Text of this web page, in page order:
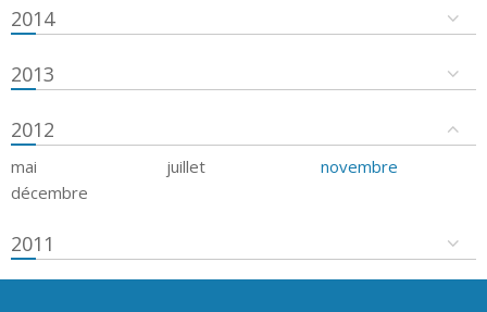
2014
2013
2012
mai juillet
novembre
décembre
2011